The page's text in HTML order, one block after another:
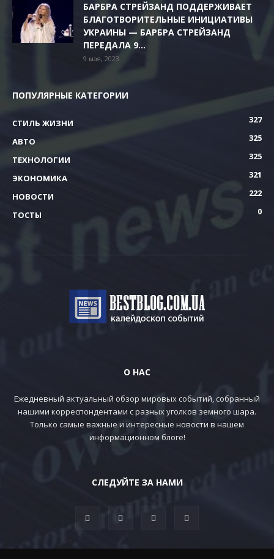
БАРБРА СТРЕЙЗАНД ПОДДЕРЖИВАЕТ
БЛАГОТВОРИТЕЛЬНЫЕ ИНИЦИАТИВЫ
УКРАИНЫ — БАРБРА СТРЕЙЗАНД
ПЕРЕДАЛА 9...
9 мая, 2023
ПОПУЛЯРНЫЕ КАТЕГОРИИ
СТИЛЬ ЖИЗНИ
327
АВТО
325
ТЕХНОЛОГИИ
325
ЭКОНОМИКА
321
НОВОСТИ
222
ТОСТЫ
0
О НАС
Ежедневный актуальный обзор мировых событий, собранный
нашими корреспондентами с разных уголков земного шара.
Только самые важные и интересные новости в нашем
информационном блоге!
СЛЕДУЙТЕ ЗА НАМИ